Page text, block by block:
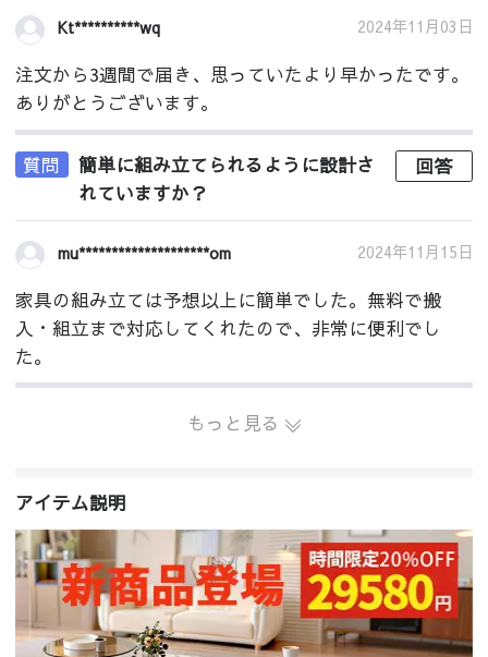
Kt**********wq 2024年11月03日
注文から3週間で届き、思っていたより早かったです。
ありがとうございます。
質問
簡単に組み立てられるように設計さ
れていますか？
回答
mu********************om 2024年11月15日
家具の組み立ては予想以上に簡単でした。無料で搬
入・組立まで対応してくれたので、非常に便利でし
た。
もっと見る
アイテム説明